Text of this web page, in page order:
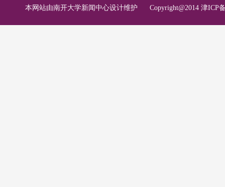
本网站由南开大学新闻中心设计维护 Copyright@2014 津ICP